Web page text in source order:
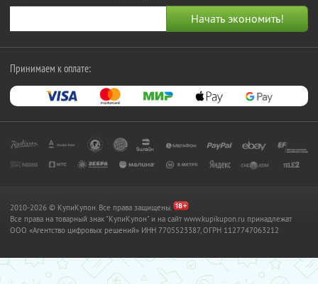
Принимаем к оплате:
2010-2026 © КупиКупон. Все права защищены.
Все права на товарный знак "КупиКупон" и на сайт www.kupikupon.ru принадлежат
OOO «Агентство цифровых решений» ИНН 7705523387, ОГРН 1127747063212